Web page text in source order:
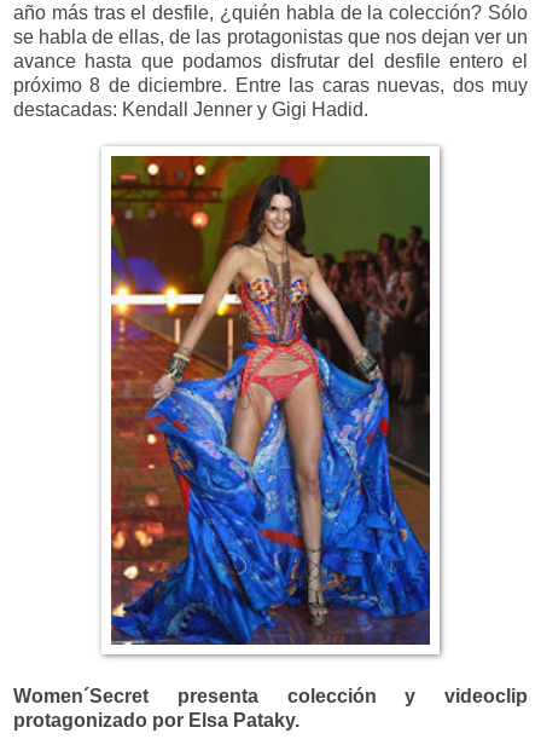
año más tras el desfile, ¿quién habla de la colección? Sólo
se habla de ellas, de las protagonistas que nos dejan ver un
avance hasta que podamos disfrutar del desfile entero el
próximo 8 de diciembre. Entre las caras nuevas, dos muy
destacadas: Kendall Jenner y Gigi Hadid.
Women´Secret presenta colección y videoclip
protagonizado por Elsa Pataky.